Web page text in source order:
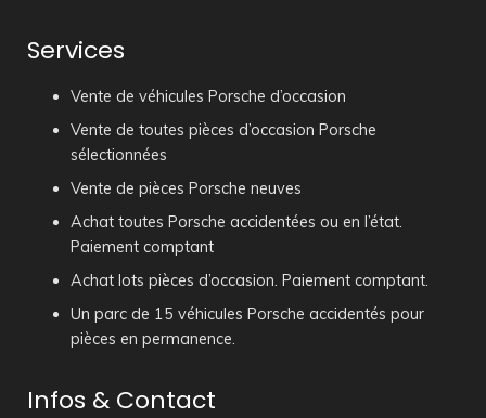
Services
Vente de véhicules Porsche d’occasion
Vente de toutes pièces d’occasion Porsche
sélectionnées
Vente de pièces Porsche neuves
Achat toutes Porsche accidentées ou en l’état.
Paiement comptant
Achat lots pièces d’occasion. Paiement comptant.
Un parc de 15 véhicules Porsche accidentés pour
pièces en permanence.
Infos & Contact